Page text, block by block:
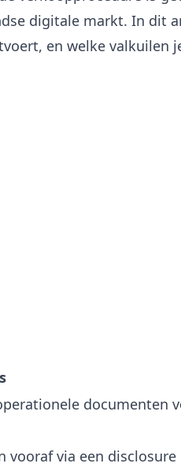
digitale markt. In dit
en welke valkuilen
documenten
vooraf via een